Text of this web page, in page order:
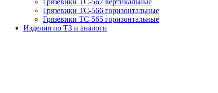
Грязевики ТС-566 горизонтальные
Грязевики ТС-565 горизонтальные
Изделия по ТЗ и аналоги